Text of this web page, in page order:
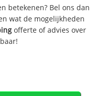
betekenen? Bel ons dan
wat de mogelijkheden
offerte of advies over